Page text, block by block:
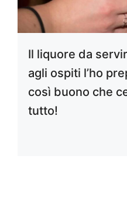
Il liquore da
agli ospiti l’ho
così buono che
tutto!